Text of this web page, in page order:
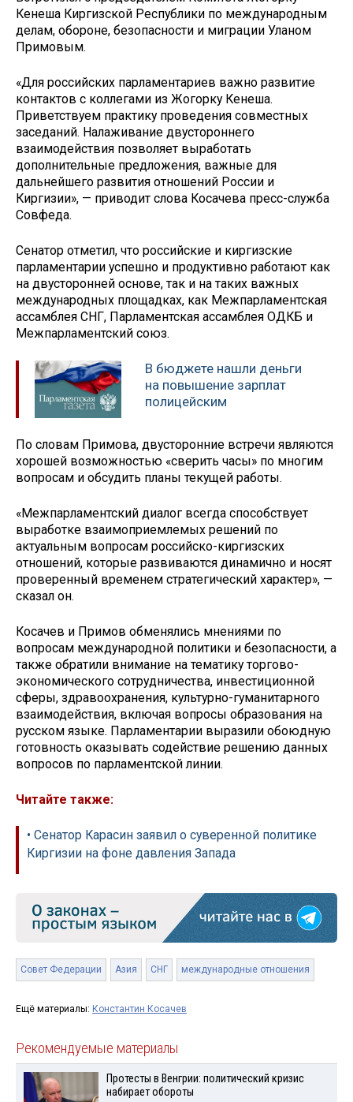
Кенеша Киргизской Республики по международным
делам, обороне, безопасности и миграции Уланом
Примовым.
«Для российских парламентариев важно развитие
контактов с коллегами из Жогорку Кенеша.
Приветствуем практику проведения совместных
заседаний. Налаживание двустороннего
взаимодействия позволяет выработать
дополнительные предложения, важные для
дальнейшего развития отношений России и
Киргизии», — приводит слова Косачева пресс-служба
Совфеда.
Сенатор отметил, что российские и киргизские
парламентарии успешно и продуктивно работают как
на двусторонней основе, так и на таких важных
международных площадках, как Межпарламентская
ассамблея СНГ, Парламентская ассамблея ОДКБ и
Межпарламентский союз.
В бюджете нашли деньги
на повышение зарплат
полицейским
По словам Примова, двусторонние встречи являются
хорошей возможностью «сверить часы» по многим
вопросам и обсудить планы текущей работы.
«Межпарламентский диалог всегда способствует
выработке взаимоприемлемых решений по
актуальным вопросам российско-киргизских
отношений, которые развиваются динамично и носят
проверенный временем стратегический характер», —
сказал он.
Косачев и Примов обменялись мнениями по
вопросам международной политики и безопасности, а
также обратили внимание на тематику торгово-
экономического сотрудничества, инвестиционной
сферы, здравоохранения, культурно-гуманитарного
взаимодействия, включая вопросы образования на
русском языке. Парламентарии выразили обоюдную
готовность оказывать содействие решению данных
вопросов по парламентской линии.
Читайте также:
• Сенатор Карасин заявил о суверенной политике
Киргизии на фоне давления Запада
Совет Федерации Азия СНГ международные отношения
Ещё материалы: Константин Косачев
Рекомендуемые материалы
Протесты в Венгрии: политический кризис
набирает обороты